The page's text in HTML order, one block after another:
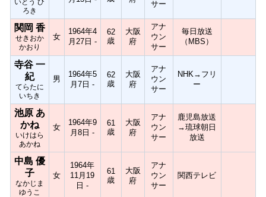
いとう ひ
ろき
サー
関岡 香
せきおか
かおり
女
1964年4
月27日 -
62
歳
大阪
府
アナ
ウン
サー
毎日放送
（MBS）
寺谷 一
紀
てらたに
いちき
男
1964年5
月7日 -
62
歳
大阪
府
アナ
ウン
サー
NHK→フリ
ー
池原 あ
かね
いけはら
あかね
女
1964年9
月8日 -
61
歳
大阪
府
アナ
ウン
サー
鹿児島放送
→琉球朝日
放送
中島 優
子
なかじま
ゆうこ
女
1964年
11月19
日 -
61
歳
大阪
府
アナ
ウン
サー
関西テレビ